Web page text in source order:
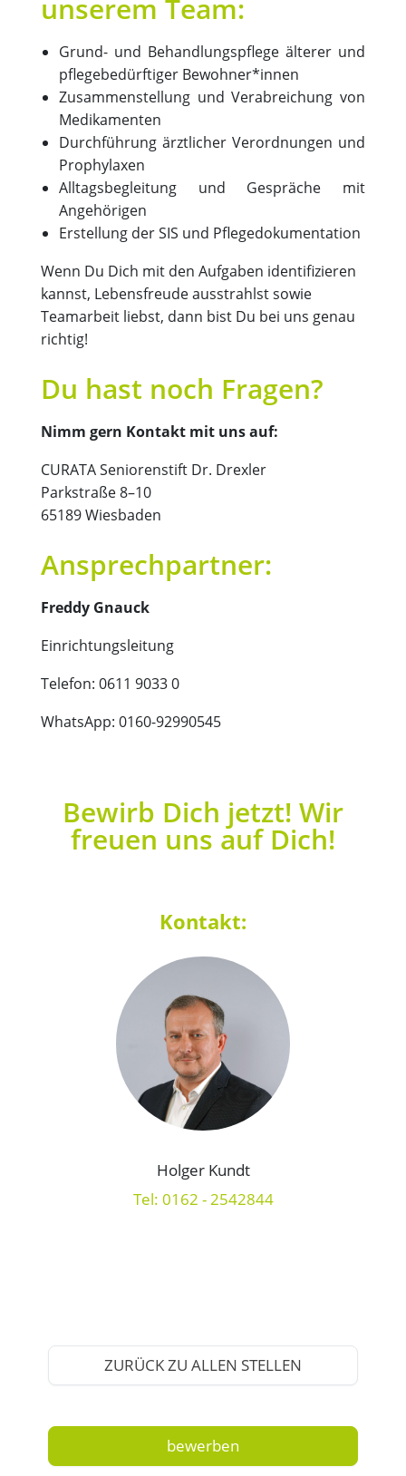
unserem Team:
Grund- und Behandlungspflege älterer und
pflegebedürftiger Bewohner*innen
Zusammenstellung und Verabreichung von
Medikamenten
Durchführung ärztlicher Verordnungen und
Prophylaxen
Alltagsbegleitung und Gespräche mit
Angehörigen
Erstellung der SIS und Pflegedokumentation
Wenn Du Dich mit den Aufgaben identifizieren
kannst, Lebensfreude ausstrahlst sowie
Teamarbeit liebst, dann bist Du bei uns genau
richtig!
Du hast noch Fragen?
Nimm gern Kontakt mit uns auf:
CURATA Seniorenstift Dr. Drexler
Parkstraße 8–10
65189 Wiesbaden
Ansprechpartner:
Freddy Gnauck
Einrichtungsleitung
Telefon: 0611 9033 0
WhatsApp: 0160-92990545
Bewirb Dich jetzt! Wir
freuen uns auf Dich!
Kontakt:
Holger Kundt
Tel: 0162 - 2542844
ZURÜCK ZU ALLEN STELLEN
bewerben